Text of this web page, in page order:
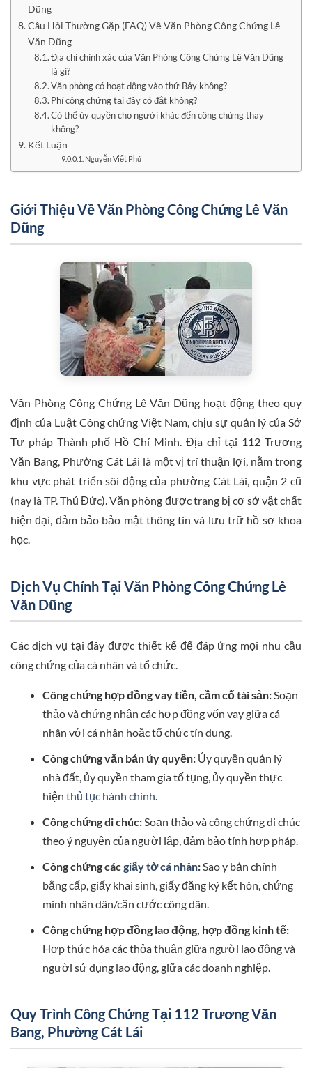
Dũng
Câu Hỏi Thường Gặp (FAQ) Về Văn Phòng Công Chứng Lê
Văn Dũng
Địa chỉ chính xác của Văn Phòng Công Chứng Lê Văn Dũng
là gì?
Văn phòng có hoạt động vào thứ Bảy không?
Phí công chứng tại đây có đắt không?
Có thể ủy quyền cho người khác đến công chứng thay
không?
Kết Luận
Nguyễn Viết Phú
Giới Thiệu Về Văn Phòng Công Chứng Lê Văn
Dũng
Văn Phòng Công Chứng Lê Văn Dũng hoạt động theo quy
định của Luật Công chứng Việt Nam, chịu sự quản lý của Sở
Tư pháp Thành phố Hồ Chí Minh. Địa chỉ tại 112 Trương
Văn Bang, Phường Cát Lái là một vị trí thuận lợi, nằm trong
khu vực phát triển sôi động của phường Cát Lái, quận 2 cũ
(nay là TP. Thủ Đức). Văn phòng được trang bị cơ sở vật chất
hiện đại, đảm bảo bảo mật thông tin và lưu trữ hồ sơ khoa
học.
Dịch Vụ Chính Tại Văn Phòng Công Chứng Lê
Văn Dũng
Các dịch vụ tại đây được thiết kế để đáp ứng mọi nhu cầu
công chứng của cá nhân và tổ chức.
Công chứng hợp đồng vay tiền, cầm cố tài sản:Soạn
thảo và chứng nhận các hợp đồng vốn vay giữa cá
nhân với cá nhân hoặc tổ chức tín dụng.
Công chứng văn bản ủy quyền:Ủy quyền quản lý
nhà đất, ủy quyền tham gia tố tụng, ủy quyền thực
hiện thủ tục hành chính.
Công chứng di chúc:Soạn thảo và công chứng di chúc
theo ý nguyện của người lập, đảm bảo tính hợp pháp.
Công chứng cácgiấy tờ cá nhân:Sao y bản chính
bằng cấp, giấy khai sinh, giấy đăng ký kết hôn, chứng
minh nhân dân/căn cước công dân.
Công chứng hợp đồng lao động, hợp đồng kinh tế:
Hợp thức hóa các thỏa thuận giữa người lao động và
người sử dụng lao động, giữa các doanh nghiệp.
Quy Trình Công Chứng Tại 112 Trương Văn
Bang, Phường Cát Lái